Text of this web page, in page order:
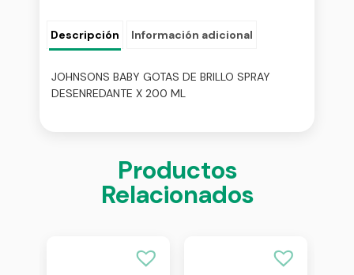
Descripción Información adicional
JOHNSONS BABY GOTAS DE BRILLO SPRAY
DESENREDANTE X 200 ML
Productos
Relacionados